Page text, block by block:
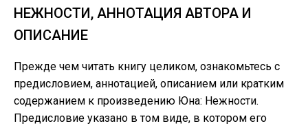
НЕЖНОСТИ, АННОТАЦИЯ АВТОРА И
ОПИСАНИЕ
Прежде чем читать книгу целиком, ознакомьтесь с
предисловием, аннотацией, описанием или кратким
содержанием к произведению Юна: Нежности.
Предисловие указано в том виде, в котором его